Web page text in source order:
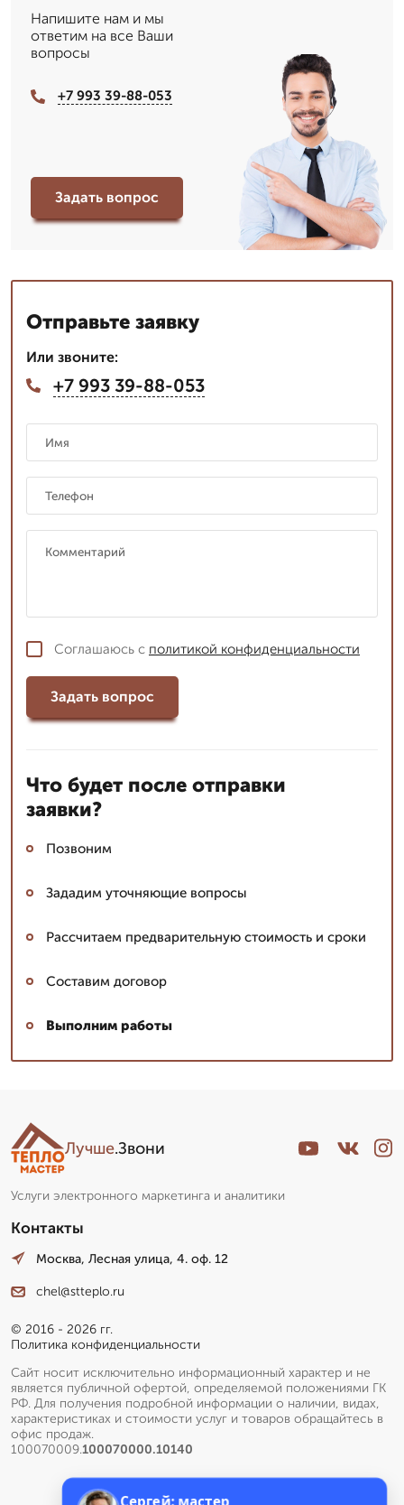
Напишите нам и мы
ответим на все Ваши
вопросы
+7 993 39-88-053
Задать вопрос
Отправьте заявку
Или звоните:
+7 993 39-88-053
Соглашаюсь с политикой конфиденциальности
Задать вопрос
Что будет после отправки
заявки?
Позвоним
Зададим уточняющие вопросы
Рассчитаем предварительную стоимость и сроки
Составим договор
Выполним работы
Лучше.Звони
Услуги электронного маркетинга и аналитики
Контакты
Москва, Лесная улица, 4. оф. 12
chel@stteplo.ru
© 2016 - 2026 гг.
Политика конфиденциальности
Сайт носит исключительно информационный характер и не
является публичной офертой, определяемой положениями ГК
РФ. Для получения подробной информации о наличии, видах,
характеристиках и стоимости услуг и товаров обращайтесь в
офис продаж.
100070009.100070000.10140
Сергей: мастер